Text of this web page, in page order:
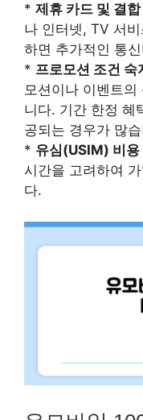
* 제휴 카드 및 결
나 인터넷, TV 서
하면 추가적인 통
* 프로모션 조건 숙
모션이나 이벤트
니다. 기간 한정 혜
공되는 경우가 많
* 유심(USIM) 비용
시간을 고려하여
다.